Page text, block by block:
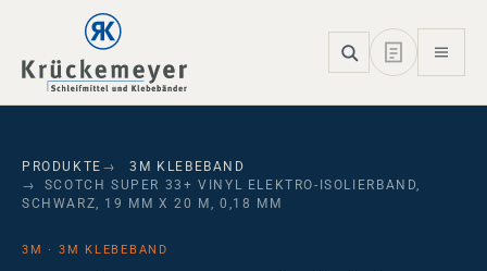
Skip to main navigation
Skip to main content
Skip to page footer
PRODUKTE
3M KLEBEBAND
SCOTCH SUPER 33+ VINYL ELEKTRO-ISOLIERBAND,
SCHWARZ, 19 MM X 20 M, 0,18 MM
3M · 3M KLEBEBAND